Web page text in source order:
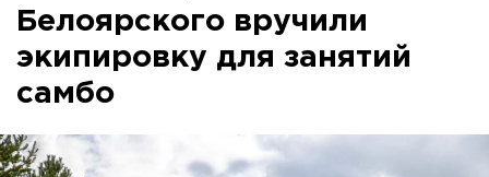
Белоярского вручили
экипировку для занятий
самбо